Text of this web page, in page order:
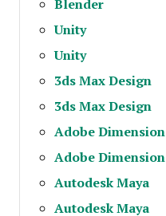
Unity
Unity
3ds Max Design
3ds Max Design
Adobe Dimension
Adobe Dimension
Autodesk Maya
Autodesk Maya